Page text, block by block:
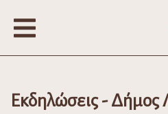
Εκδηλώσεις - Δήμος